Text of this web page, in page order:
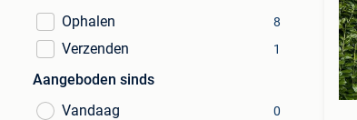
Ophalen
8
Verzenden 1
Aangeboden sinds
Vandaag
0